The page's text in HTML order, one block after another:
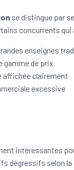
se distingue par
concurrents
enseignes
gamme de prix
affichée clairement
excessive
intéressantes
dégressifs selon la